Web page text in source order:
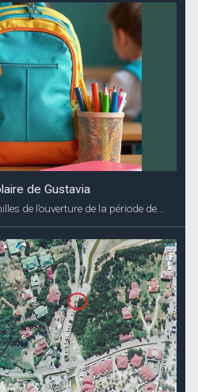
de Gustavia
de l’ouverture de la période de...